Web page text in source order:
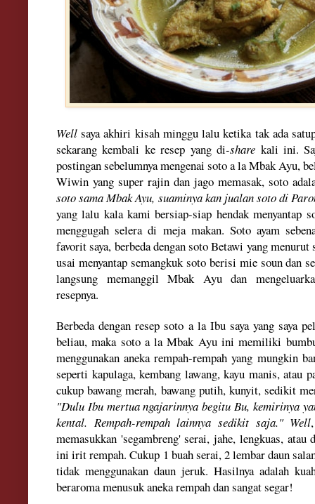
Wellsaya akhiri kisah minggu lalu ketika tak ada
sekarang kembali ke resep yangdi-share kali ini.
postingansebelumnya mengenai soto a la Mbak Ayu, b
Wiwin yang super rajin dan jago memasak, soto ad
soto sama Mbak Ayu, suaminya kan jualan soto di
yang lalu kala kami bersiap-siap hendak menyantap
menggugah selera di meja makan. Soto ayam
favorit saya, berbeda dengan sotoBetawi yang menurut
usai menyantap semangkuk soto berisi mie soun dan
langsung memanggil Mbak Ayu dan
resepnya.
Berbeda dengan resep soto a la Ibu saya yang saya
beliau, maka soto a la Mbak Ayu inimemiliki bu
menggunakan aneka rempah-rempahyang mungkin
seperti kapulaga, kembang lawang, kayu manis,atau
cukup bawang merah, bawang putih, kunyit, sedikit
"Dulu Ibu mertua ngajarinnya begituBu, kemirinya
kental. Rempah-rempah lainnya sedikit saja." Well
memasukkan 'segambreng' serai,jahe, lengkuas, atau
ini irit rempah. Cukup 1 buah serai,2 lembar daun
tidak menggunakan daun jeruk. Hasilnya adalah
beraromamenusuk aneka rempah dan sangat segar!